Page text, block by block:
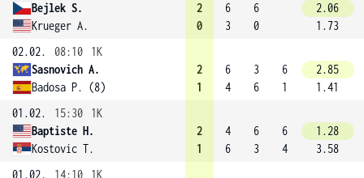
Bejlek S.
Krueger A.
2
0
6
3
6
0
2.06
1.73
02.02.
08:10
1K
Sasnovich A.
Badosa P. (8)
2
1
6
4
3
6
6
1
2.85
1.41
01.02.
15:30
1K
Baptiste H.
Kostovic T.
2
1
4
6
6
3
6
4
1.28
3.58
01.02.
14:10 1K